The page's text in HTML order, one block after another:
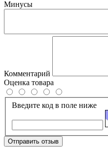
Минусы
Комментарий
Оценка товара
Введите код в поле ниже
Отправить отзыв